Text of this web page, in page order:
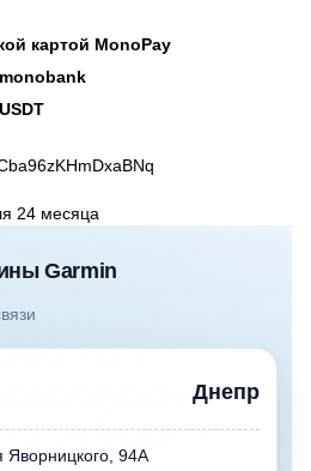
картой MonoPay
24 месяцa
Garmin
Днепр
Яворницкого, 94А